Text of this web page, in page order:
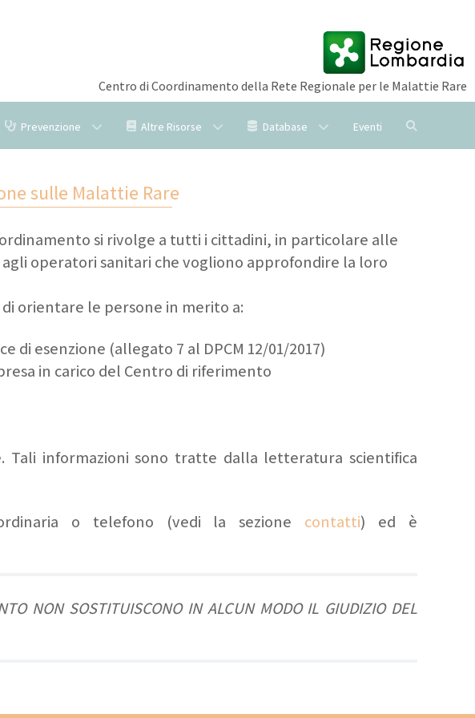
Centro di Coordinamento della Rete Regionale per le Malattie Rare
Prevenzione Altre Risorse Database Eventi
sulle Malattie Rare
si rivolge a tutti i cittadini, in particolare alle
operatori sanitari che vogliono approfondire la loro
orientare le persone in merito a:
esenzione (allegato 7 al DPCM 12/01/2017)
in carico del Centro di riferimento
informazioni sono tratte dalla letteratura scientifica
o telefono (vedi la sezione contatti) ed è
NON SOSTITUISCONO IN ALCUN MODO IL GIUDIZIO DEL